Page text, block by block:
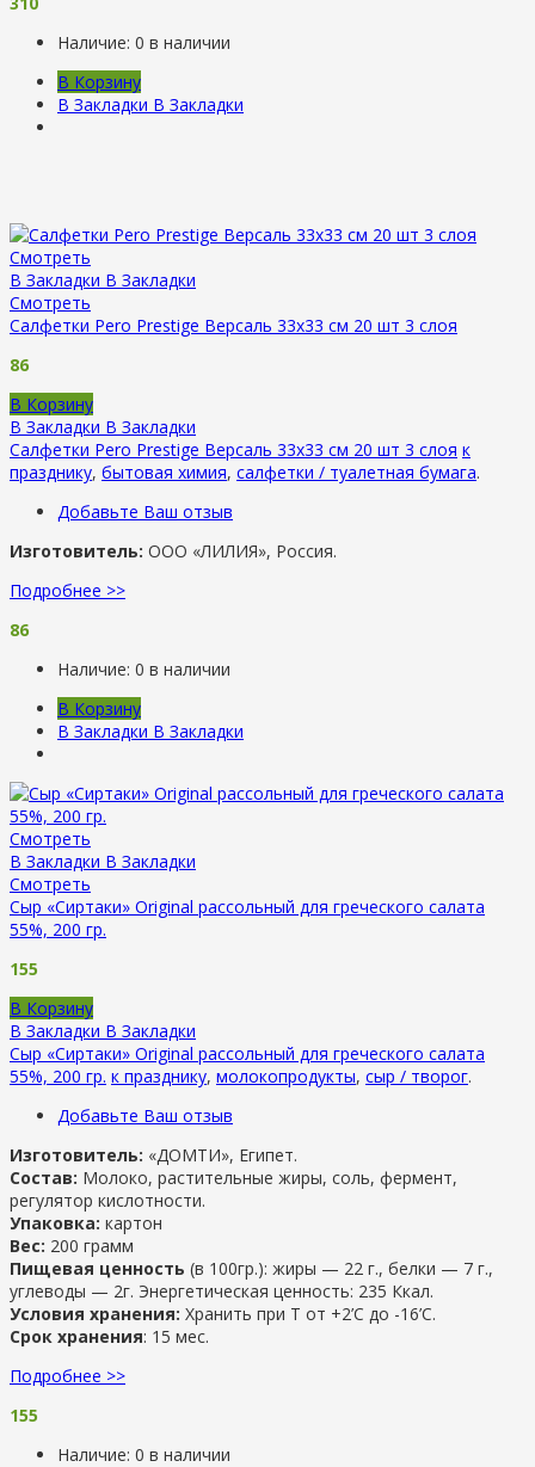
Наличие: 0 в наличии
В Корзину
В Закладки В Закладки
Смотреть
В Закладки В Закладки
Смотреть
Салфетки Pero Prestige Версаль 33х33 см 20 шт 3 слоя
86
В Корзину
В Закладки В Закладки
Салфетки Pero Prestige Версаль 33х33 см 20 шт 3 слоя к
празднику, бытовая химия, салфетки / туалетная бумага.
Добавьте Ваш отзыв
Изготовитель: ООО «ЛИЛИЯ», Россия.
Подробнее >>
86
Наличие: 0 в наличии
В Корзину
В Закладки В Закладки
Смотреть
В Закладки В Закладки
Смотреть
Сыр «Сиртаки» Original рассольный для греческого салата
55%, 200 гр.
155
В Корзину
В Закладки В Закладки
Сыр «Сиртаки» Original рассольный для греческого салата
55%, 200 гр. к празднику, молокопродукты, сыр / творог.
Добавьте Ваш отзыв
Изготовитель: «ДОМТИ», Египет.
Состав: Молоко, растительные жиры, соль, фермент,
регулятор кислотности.
Упаковка: картон
Вес: 200 грамм
Пищевая ценность (в 100гр.): жиры — 22 г., белки — 7 г.,
углеводы — 2г. Энергетическая ценность: 235 Ккал.
Условия хранения: Хранить при Т от +2’С до -16’C.
Срок хранения: 15 мес.
Подробнее >>
155
Наличие: 0 в наличии